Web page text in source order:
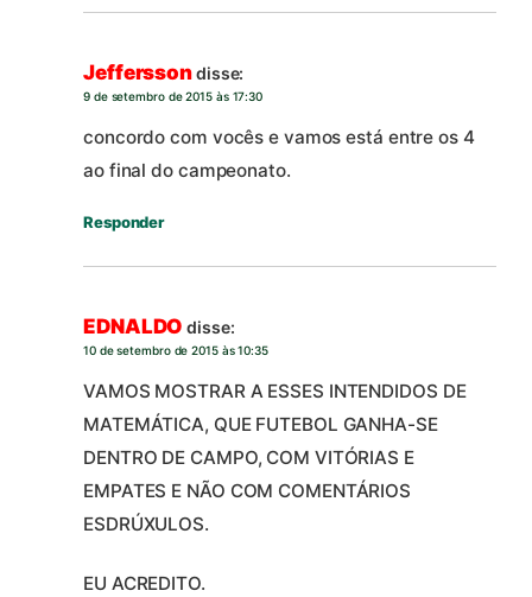
Jefferssondisse:
9 de setembro de 2015 às 17:30
concordo com vocês e vamos está entre os 4
ao final do campeonato.
Responder
EDNALDO disse:
10 de setembro de 2015 às 10:35
VAMOS MOSTRAR A ESSES INTENDIDOS DE
MATEMÁTICA, QUE FUTEBOL GANHA-SE
DENTRO DE CAMPO, COM VITÓRIAS E
EMPATES E NÃO COM COMENTÁRIOS
ESDRÚXULOS.
EU ACREDITO.